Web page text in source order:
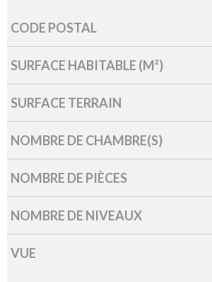
Caractérisque Valeurs
CODE POSTAL
SURFACE HABITABLE (M²)
SURFACE TERRAIN
NOMBRE DE CHAMBRE(S)
NOMBRE DE PIÈCES
NOMBRE DE NIVEAUX
VUE